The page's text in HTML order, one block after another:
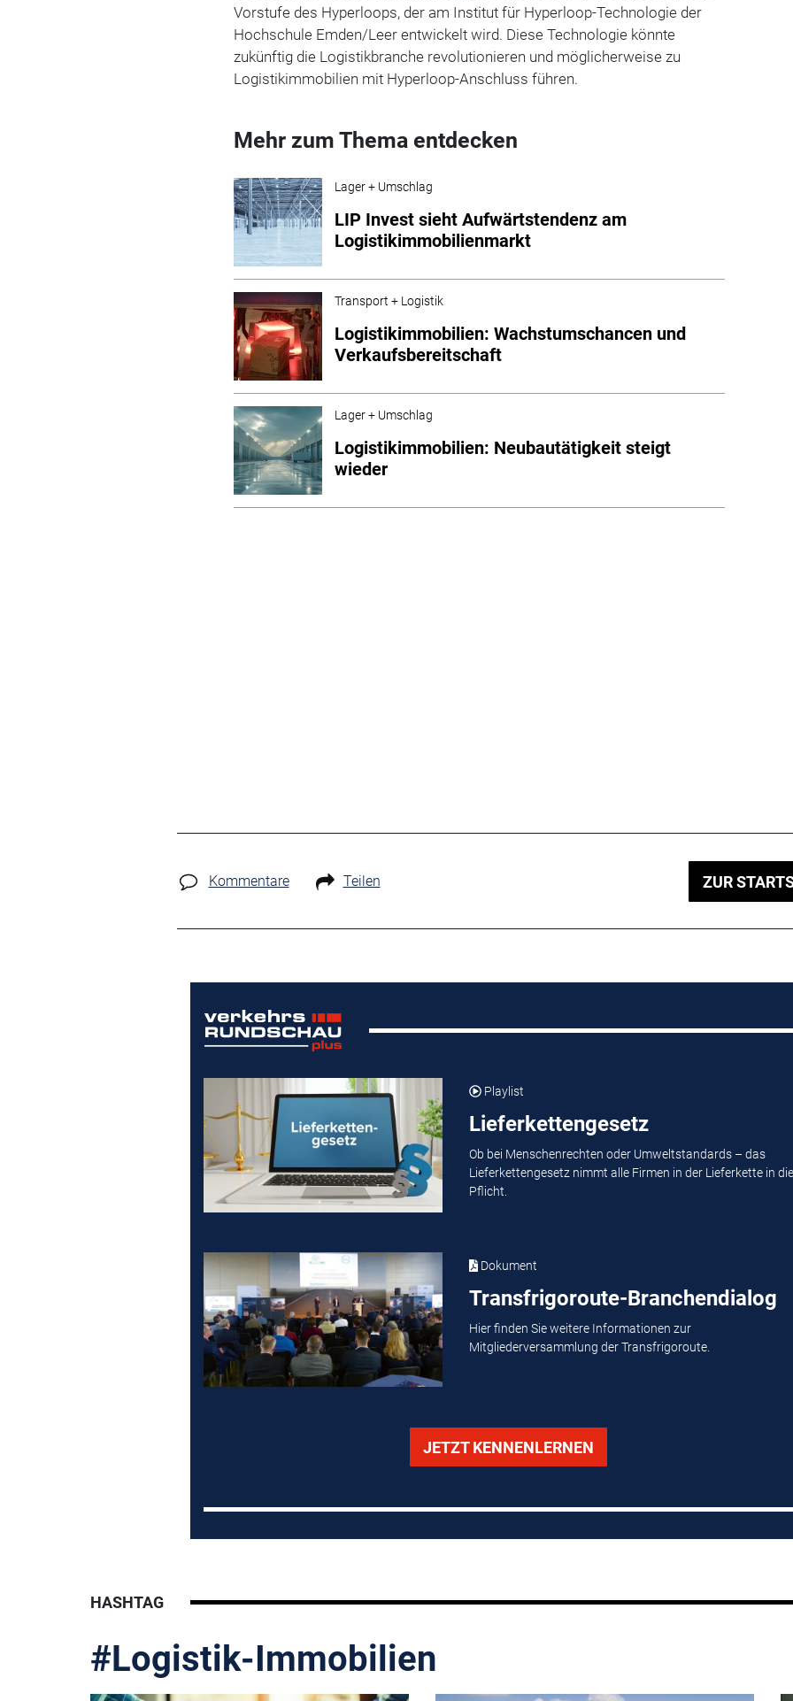
Vorstufe des Hyperloops, der am Institut für Hyperloop-Technologie der
Hochschule Emden/Leer entwickelt wird. Diese Technologie könnte
zukünftig die Logistikbranche revolutionieren und möglicherweise zu
Logistikimmobilien mit Hyperloop-Anschluss führen.
Mehr zum Thema entdecken
Lager + Umschlag
LIP Invest sieht Aufwärtstendenz am
Logistikimmobilienmarkt
Transport + Logistik
Logistikimmobilien: Wachstumschancen und
Verkaufsbereitschaft
Lager + Umschlag
Logistikimmobilien: Neubautätigkeit steigt
wieder
Kommentare Teilen ZUR
Playlist
Lieferkettengesetz
Ob bei Menschenrechten oder Umweltstandards – das
Lieferkettengesetz nimmt alle Firmen in der Lieferkette in die
Pflicht.
Dokument
Transfrigoroute-Branchendialog
Hier finden Sie weitere Informationen zur
Mitgliederversammlung der Transfrigoroute.
JETZT KENNENLERNEN
HASHTAG
#Logistik-Immobilien